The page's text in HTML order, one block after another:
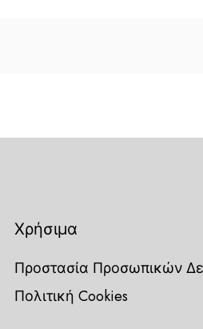
Χρήσιμα
Προστασία Προσωπικών
Πολιτική Cookies